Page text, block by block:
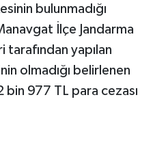
bulunmadığı
İlçe Jandarma
tarafından yapılan
olmadığı belirlenen
977 TL para cezası